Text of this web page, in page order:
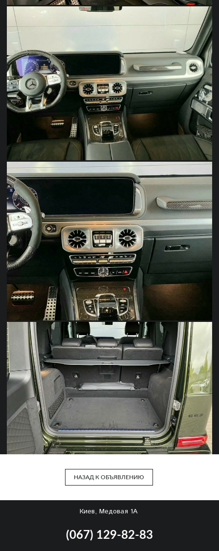
НАЗАД К ОБЪЯВЛЕНИЮ
Киев, Медовая 1А
(067) 129-82-83